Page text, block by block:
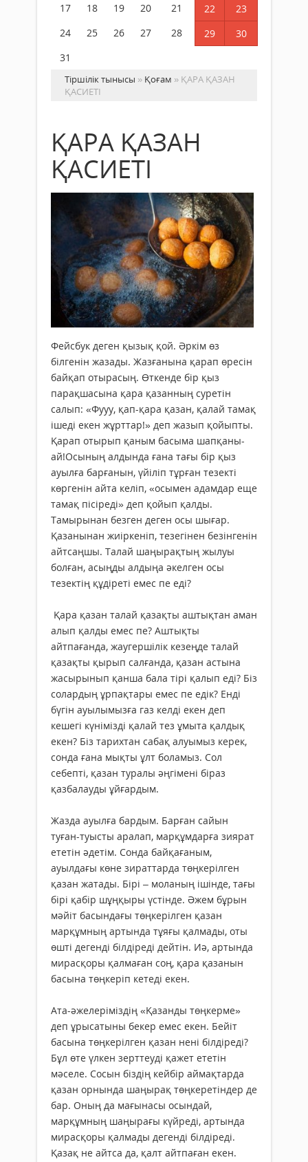
17
18 19 20 21 22
23
24
25 26 27 28 29
30
31
Тіршілік тынысы » Қоғам » ҚАРА ҚАЗАН
ҚАСИЕТІ
ҚАРА ҚАЗАН
ҚАСИЕТІ
Фейсбук деген қызық қой. Әркім өз
білгенін жазады. Жазғанына қарап өресін
байқап отырасың. Өткенде бір қыз
парақшасына қара қазанның суретін
салып: «Фууу, қап-қара қазан, қалай тамақ
ішеді екен жұрттар!» деп жазып қойыпты.
Қарап отырып қаным басыма шапқаны-
ай!Осының алдында ғана тағы бір қыз
ауылға барғанын, үйіліп тұрған тезекті
көргенін айта келіп, «осымен адамдар еще
тамақ пісіреді» деп қойып қалды.
Тамырынан безген деген осы шығар.
Қазанынан жиіркеніп, тезегінен безінгенін
айтсаңшы. Талай шаңырақтың жылуы
болған, асыңды алдыңа әкелген осы
тезектің құдіреті емес пе еді?
Қара қазан талай қазақты аштықтан аман
алып қалды емес пе? Аштықты
айтпағанда, жаугершілік кезеңде талай
қазақты қырып салғанда, қазан астына
жасырынып қанша бала тірі қалып еді? Біз
солардың ұрпақтары емес пе едік? Енді
бүгін ауылымызға газ келді екен деп
кешегі күнімізді қалай тез ұмыта қалдық
екен? Біз тарихтан сабақ алуымыз керек,
сонда ғана мықты ұлт боламыз. Сол
себепті, қазан туралы әңгімені біраз
қазбалауды ұйғардым.
Жазда ауылға бардым. Барған сайын
туған-туысты аралап, марқұмдарға зиярат
ететін әдетім. Сонда байқағаным,
ауылдағы көне зираттарда төңкерілген
қазан жатады. Бірі – моланың ішінде, тағы
бірі қабір шұңқыры үстінде. Әжем бұрын
мәйіт басындағы төңкерілген қазан
марқұмның артында тұяғы қалмады, оты
өшті дегенді білдіреді дейтін. Иә, артында
мирасқоры қалмаған соң, қара қазанын
басына төңкеріп кетеді екен.
Ата-әжелеріміздің «Қазанды төңкерме»
деп ұрысатыны бекер емес екен. Бейіт
басына төңкерілген қазан нені білдіреді?
Бұл өте үлкен зерттеуді қажет ететін
мәселе. Сосын біздің кейбір аймақтарда
қазан орнында шаңырақ төңкеретіндер де
бар. Оның да мағынасы осындай,
марқұмның шаңырағы күйреді, артында
мирасқоры қалмады дегенді білдіреді.
Қазақ не айтса да, қалт айтпаған екен.